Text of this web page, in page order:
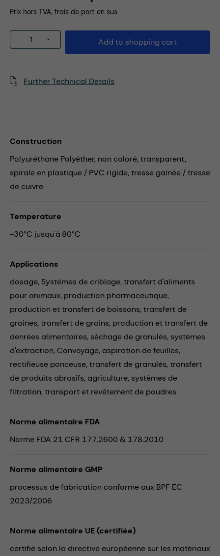
Prix hors TVA, frais de port en sus
Product Quantity: Enter the desired
Add to shopping cart
Further Technical Details
Construction
Polyuréthane Polyéther, non coloré, transparent,
spirale en plastique / PVC rigide, tresse gainée / tresse
de cuivre
Temperature
-30°C jusqu'à 80°C
Applications
dosage, Systèmes de criblage,transfert d'aliments
pour animaux, production pharmaceutique,
production et transfert de boissons,transfert de
graines,transfert de grains, production et transfert de
denrées alimentaires, séchage de granulés, systèmes
d'extraction, Convoyage, aspiration de feuilles,
rectifieuse ponceuse,transfert de granulés,transfert
de produits abrasifs, agriculture, systèmes de
filtration,transport et revêtement de poudres
Norme alimentaire FDA
Norme FDA 21 CFR 177.2600 & 178.2010
Norme alimentaire GMP
processus de fabrication conforme aux BPF EC
2023/2006
Norme alimentaire UE (certifiée)
certifié selon la directive européenne sur les matériaux